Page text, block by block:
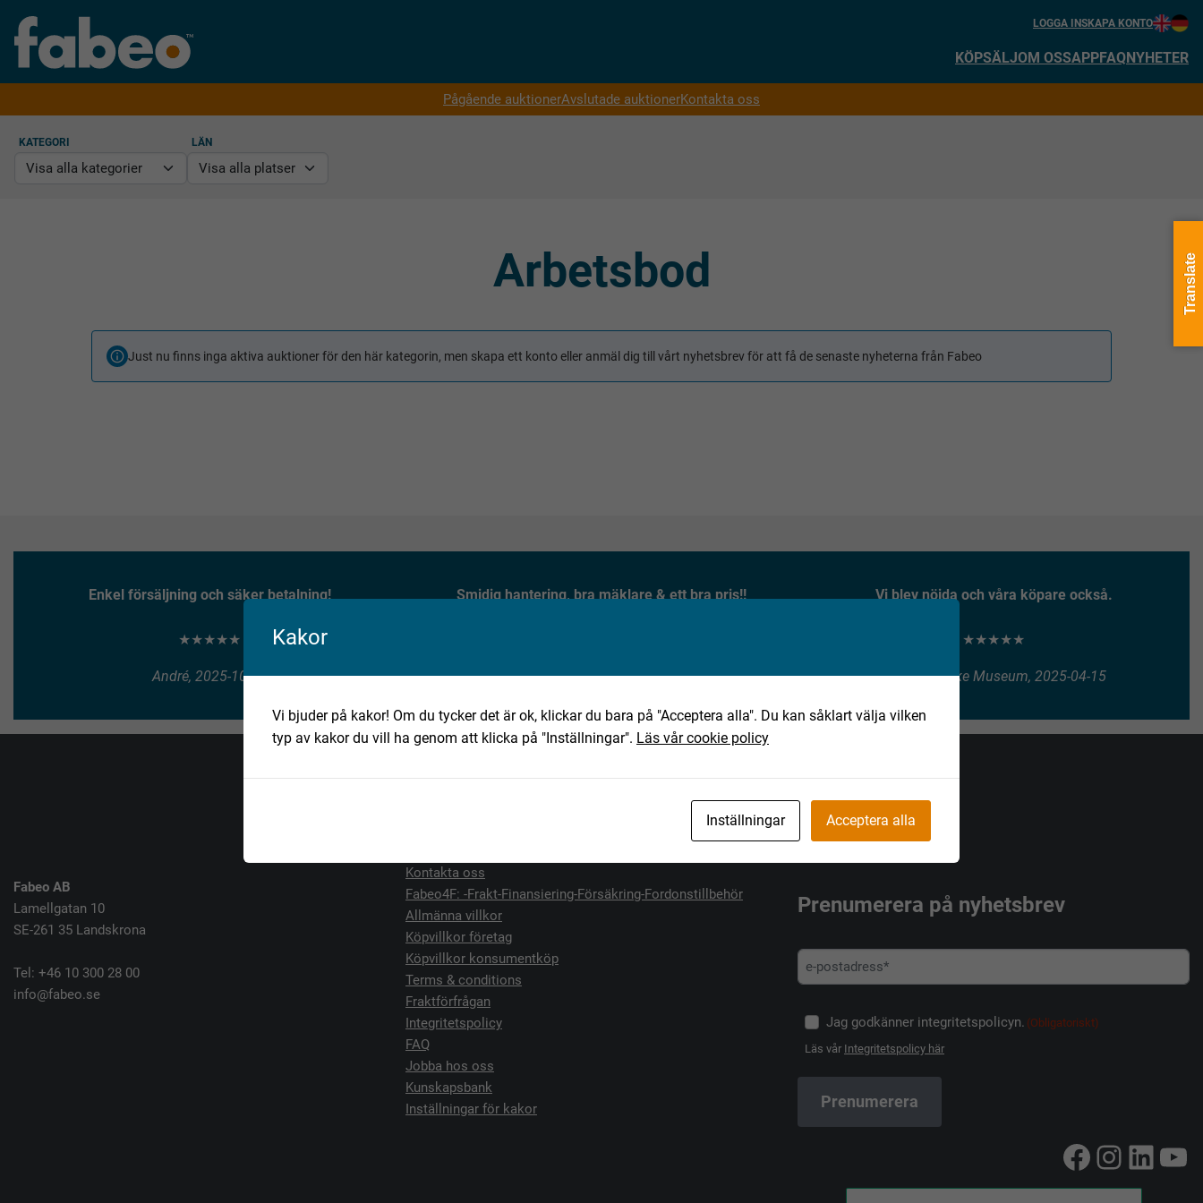
LOGGA INSKAPA KONTO
KÖPSÄLJOM OSSAPPFAQNYHETER
Pågående auktionerAvslutade auktionerKontakta oss
KATEGORI LÄN
Arbetsbod
Just nu finns inga aktiva auktioner för den här kategorin, men skapa ett konto eller anmäl dig till vårt nyhetsbrev för att få de senaste nyheterna från Fabeo
Enkel försäljning och säker betalning!
★★★★★
André, 2025-10-10
Smidig hantering, bra mäklare & ett bra pris!!
Jan, 2025-10-02
Vi blev nöjda och våra köpare också.
★★★★★
Henry Vitlycke Museum, 2025-04-15
Fabeo AB
Lamellgatan 10
SE-261 35 Landskrona
Tel: +46 10 300 28 00
info@fabeo.se
Kontakta oss
Fabeo4F: -Frakt-Finansiering-Försäkring-Fordonstillbehör
Allmänna villkor
Köpvillkor företag
Köpvillkor konsumentköp
Terms & conditions
Fraktförfrågan
Integritetspolicy
FAQ
Jobba hos oss
Kunskapsbank
Inställningar för kakor
Prenumerera på nyhetsbrev
Jag godkänner integritetspolicyn. (Obligatoriskt)
Läs vår Integritetspolicy här
Facebook
Kakor
Vi bjuder på kakor! Om du tycker det är ok, klickar du bara på "Acceptera alla". Du kan såklart välja vilken
typ av kakor du vill ha genom att klicka på "Inställningar". Läs vår cookie policy
Inställningar Acceptera alla
Translate